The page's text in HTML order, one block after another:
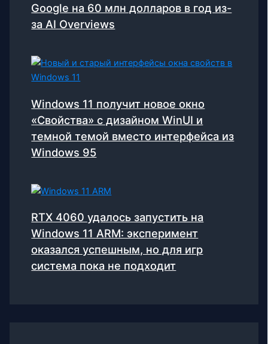
Google на 60 млн долларов в год из-
за AI Overviews
Windows 11 получит новое окно
«Свойства» с дизайном WinUI и
темной темой вместо интерфейса из
Windows 95
RTX 4060 удалось запустить на
Windows 11 ARM: эксперимент
оказался успешным, но для игр
система пока не подходит